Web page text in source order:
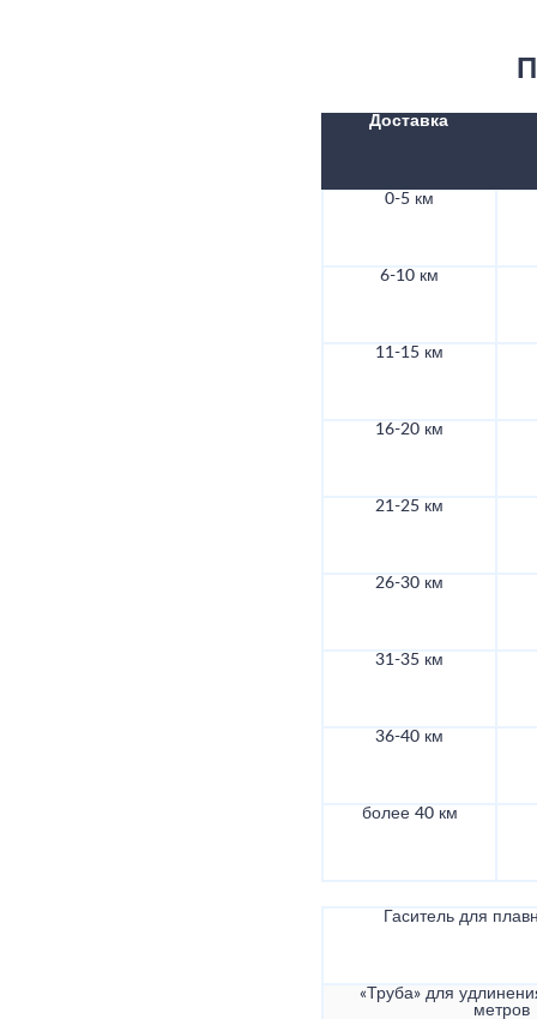
Доставка
0-5 км
6-10 км
11-15 км
16-20 км
21-25 км
26-30 км
31-35 км
36-40 км
более 40 км
Гаситель для
«Труба» для
метров